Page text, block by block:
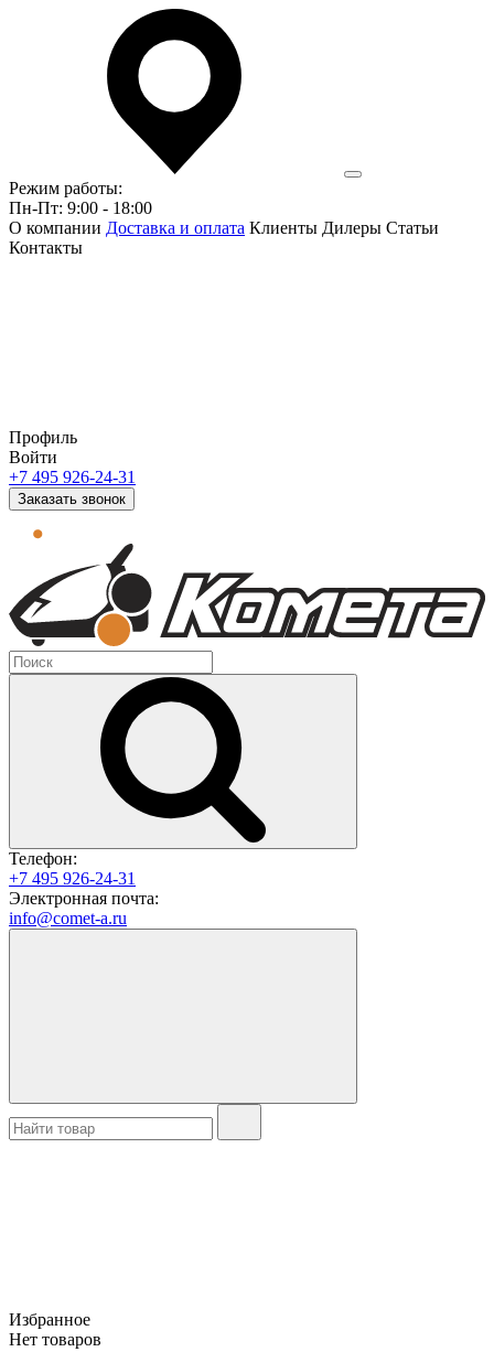
Режим работы:
Пн-Пт: 9:00 - 18:00
О компании Доставка и оплата Клиенты Дилеры Статьи
Контакты
Профиль
Войти
+7 495 926-24-31
Заказать звонок
Телефон:
+7 495 926-24-31
Электронная почта:
info@comet-a.ru
Избранное
Нет товаров